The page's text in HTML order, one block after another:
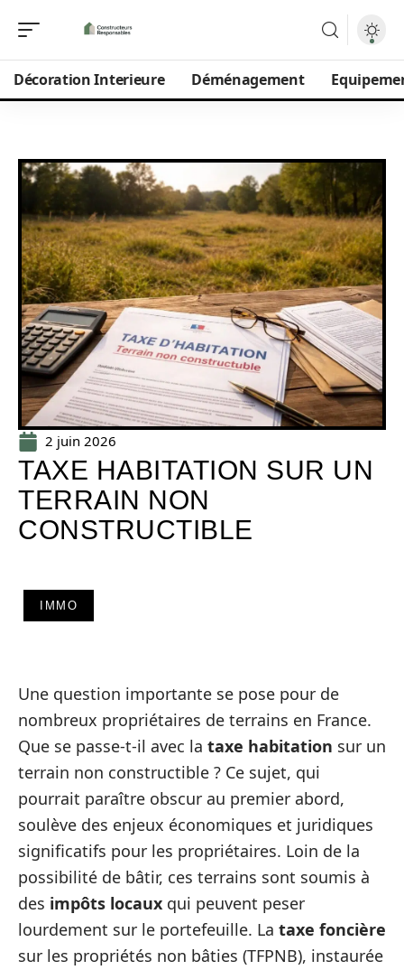
Décoration Interieure Déménagement
2 juin 2026
TAXE HABITATION SUR UN
TERRAIN NON
CONSTRUCTIBLE
IMMO
Une question importante se pose pour de
nombreux propriétaires de terrains en France.
Que se passe-t-il avec la taxe habitation sur un
terrain non constructible ? Ce sujet, qui
pourrait paraître obscur au premier abord,
soulève des enjeux économiques et juridiques
significatifs pour les propriétaires. Loin de la
possibilité de bâtir, ces terrains sont soumis à
des impôts locaux qui peuvent peser
lourdement sur le portefeuille. La taxe foncière
sur les propriétés non bâties (TFPNB), instaurée